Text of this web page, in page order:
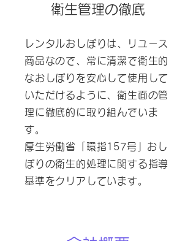
衛生管理の徹底
レンタルおしぼりは、リユース
商品なので、常に清潔で衛生的
なおしぼりを安心して使用して
いただけるように、衛生面の管
理に徹底的に取り組んでいま
す。
厚生労働省「環指157号」おし
ぼりの衛生的処理に関する指導
基準をクリアしています。